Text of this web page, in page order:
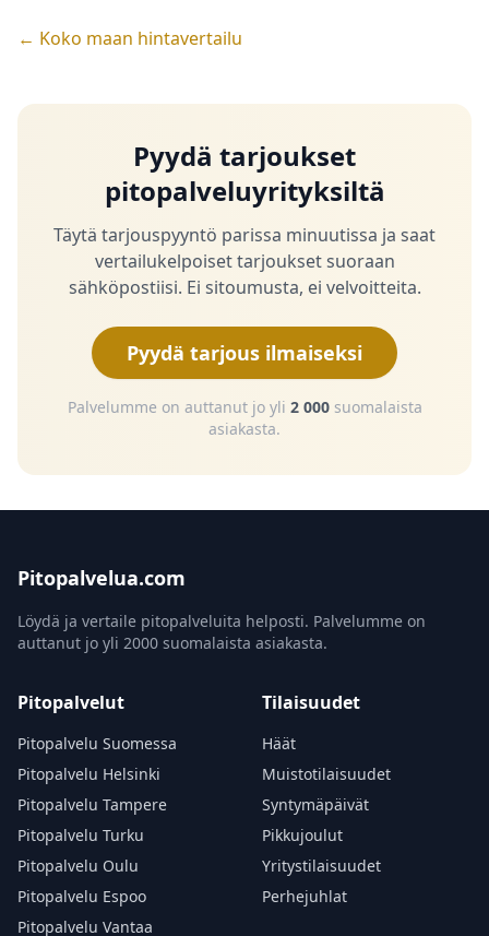
← Koko maan hintavertailu
Pyydä tarjoukset
pitopalveluyrityksiltä
Täytä tarjouspyyntö parissa minuutissa ja saat
vertailukelpoiset tarjoukset suoraan
sähköpostiisi. Ei sitoumusta, ei velvoitteita.
Pyydä tarjous ilmaiseksi
Palvelumme on auttanut jo yli 2 000suomalaista
asiakasta.
Pitopalvelua.com
Löydä ja vertaile pitopalveluita helposti. Palvelumme on
auttanut jo yli 2000 suomalaista asiakasta.
Pitopalvelut
Pitopalvelu Suomessa
Pitopalvelu Helsinki
Pitopalvelu Tampere
Pitopalvelu Turku
Pitopalvelu Oulu
Pitopalvelu Espoo
Pitopalvelu Vantaa
Tilaisuudet
Häät
Muistotilaisuudet
Syntymäpäivät
Pikkujoulut
Yritystilaisuudet
Perhejuhlat